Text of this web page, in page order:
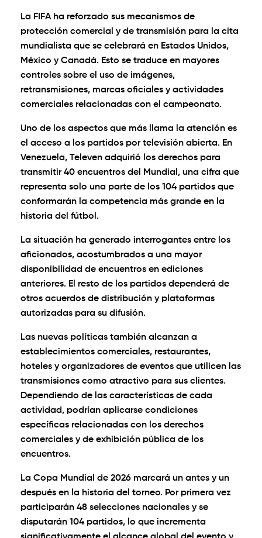
La FIFA ha reforzado sus mecanismos de
protección comercial y de transmisión para la cita
mundialista que se celebrará en Estados Unidos,
México y Canadá. Esto se traduce en mayores
controles sobre el uso de imágenes,
retransmisiones, marcas oficiales y actividades
comerciales relacionadas con el campeonato.
Uno de los aspectos que más llama la atención es
el acceso a los partidos por televisión abierta. En
Venezuela, Televen adquirió los derechos para
transmitir 40 encuentros del Mundial, una cifra que
representa solo una parte de los 104 partidos que
conformarán la competencia más grande en la
historia del fútbol.
La situación ha generado interrogantes entre los
aficionados, acostumbrados a una mayor
disponibilidad de encuentros en ediciones
anteriores. El resto de los partidos dependerá de
otros acuerdos de distribución y plataformas
autorizadas para su difusión.
Las nuevas políticas también alcanzan a
establecimientos comerciales, restaurantes,
hoteles y organizadores de eventos que utilicen las
transmisiones como atractivo para sus clientes.
Dependiendo de las características de cada
actividad, podrían aplicarse condiciones
específicas relacionadas con los derechos
comerciales y de exhibición pública de los
encuentros.
La Copa Mundial de 2026 marcará un antes y un
después en la historia del torneo. Por primera vez
participarán 48 selecciones nacionales y se
disputarán 104 partidos, lo que incrementa